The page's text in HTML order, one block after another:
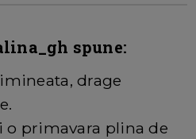
spune:
drage
o primavara plina de